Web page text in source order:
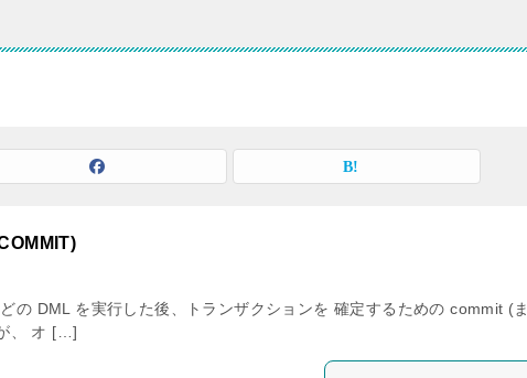
DML を実行した後、トランザクションを 確定するための commit (
、 オ […]